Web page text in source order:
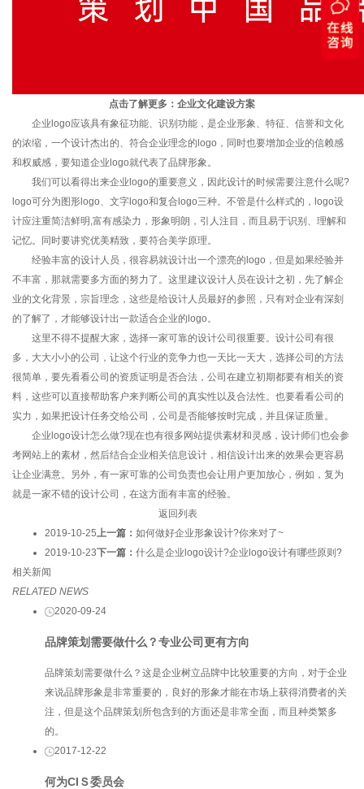
点击了解更多： 企业文化建设方案
企业logo应该具有象征功能、识别功能，是企业形象、特征、信誉和文化
的浓缩，一个设计杰出的、符合企业理念的logo，同时也要增加企业的信赖感
和权威感，要知道企业logo就代表了品牌形象。
我们可以看得出来企业logo的重要意义，因此设计的时候需要注意什么呢?
logo可分为图形logo、文字logo和复合logo三种。不管是什么样式的，logo设
计应注重简洁鲜明,富有感染力，形象明朗，引人注目，而且易于识别、理解和
记忆。同时要讲究优美精致，要符合美学原理。
经验丰富的设计人员，很容易就设计出一个漂亮的logo，但是如果经验并
不丰富，那就需要多方面的努力了。这里建议设计人员在设计之初，先了解企
业的文化背景，宗旨理念，这些是给设计人员最好的参照，只有对企业有深刻
的了解了，才能够设计出一款适合企业的logo。
这里不得不提醒大家，选择一家可靠的设计公司很重要。设计公司有很
多，大大小小的公司，让这个行业的竞争力也一天比一天大，选择公司的方法
很简单，要先看看公司的资质证明是否合法，公司在建立初期都要有相关的资
料，这些可以直接帮助客户来判断公司的真实性以及合法性。也要看看公司的
实力，如果把设计任务交给公司，公司是否能够按时完成，并且保证质量。
企业logo设计怎么做?现在也有很多网站提供素材和灵感，设计师们也会参
考网站上的素材，然后结合企业相关信息设计，相信设计出来的效果会更容易
让企业满意。另外，有一家可靠的公司负责也会让用户更加放心，例如，复为
就是一家不错的设计公司，在这方面有丰富的经验。
返回列表
2019-10-25上一篇： 如何做好企业形象设计?你来对了~
2019-10-23下一篇： 什么是企业logo设计?企业logo设计有哪些原则?
相关新闻
RELATED NEWS
2020-09-24
品牌策划需要做什么？专业公司更有方向
品牌策划需要做什么？这是企业树立品牌中比较重要的方向，对于企业
来说品牌形象是非常重要的，良好的形象才能在市场上获得消费者的关
注，但是这个品牌策划所包含到的方面还是非常全面，而且种类繁多
的。
2017-12-22
何为CIＳ委员会